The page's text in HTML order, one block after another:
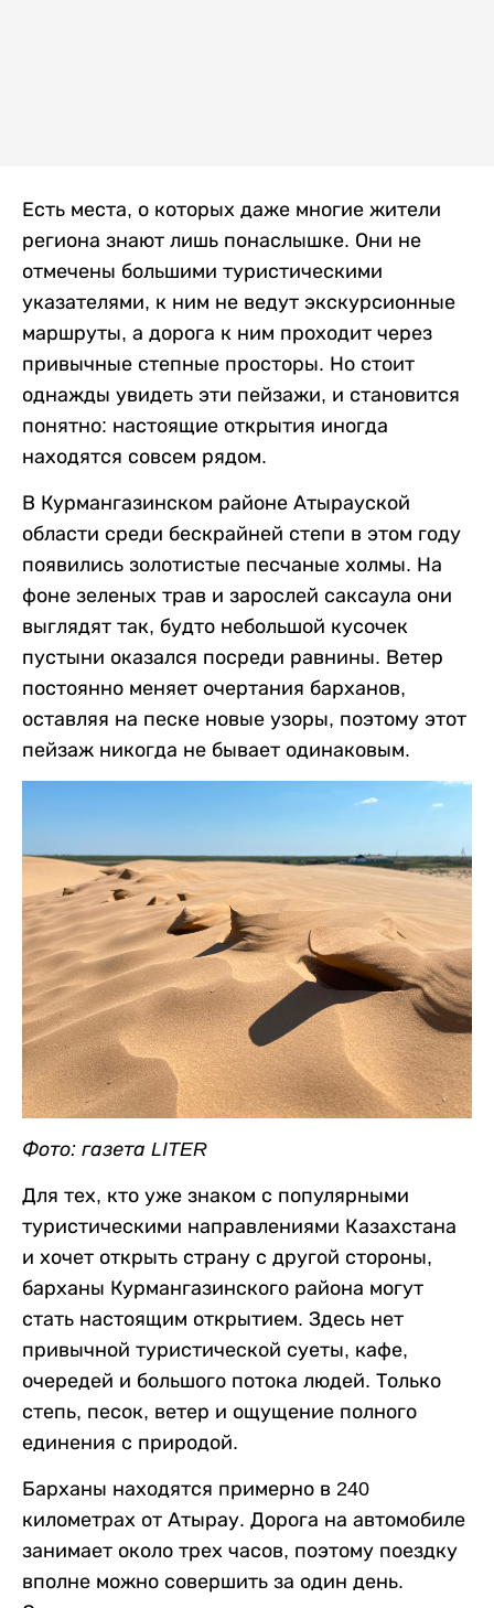
Есть места, о которых даже многие жители
региона знают лишь понаслышке. Они не
отмечены большими туристическими
указателями, к ним не ведут экскурсионные
маршруты, а дорога к ним проходит через
привычные степные просторы. Но стоит
однажды увидеть эти пейзажи, и становится
понятно: настоящие открытия иногда
находятся совсем рядом.
В Курмангазинском районе Атырауской
области среди бескрайней степи в этом году
появились золотистые песчаные холмы. На
фоне зеленых трав и зарослей саксаула они
выглядят так, будто небольшой кусочек
пустыни оказался посреди равнины. Ветер
постоянно меняет очертания барханов,
оставляя на песке новые узоры, поэтому этот
пейзаж никогда не бывает одинаковым.
Фото: газета LITER
Для тех, кто уже знаком с популярными
туристическими направлениями Казахстана
и хочет открыть страну с другой стороны,
барханы Курмангазинского района могут
стать настоящим открытием. Здесь нет
привычной туристической суеты, кафе,
очередей и большого потока людей. Только
степь, песок, ветер и ощущение полного
единения с природой.
Барханы находятся примерно в 240
километрах от Атырау. Дорога на автомобиле
занимает около трех часов, поэтому поездку
вполне можно совершить за один день.